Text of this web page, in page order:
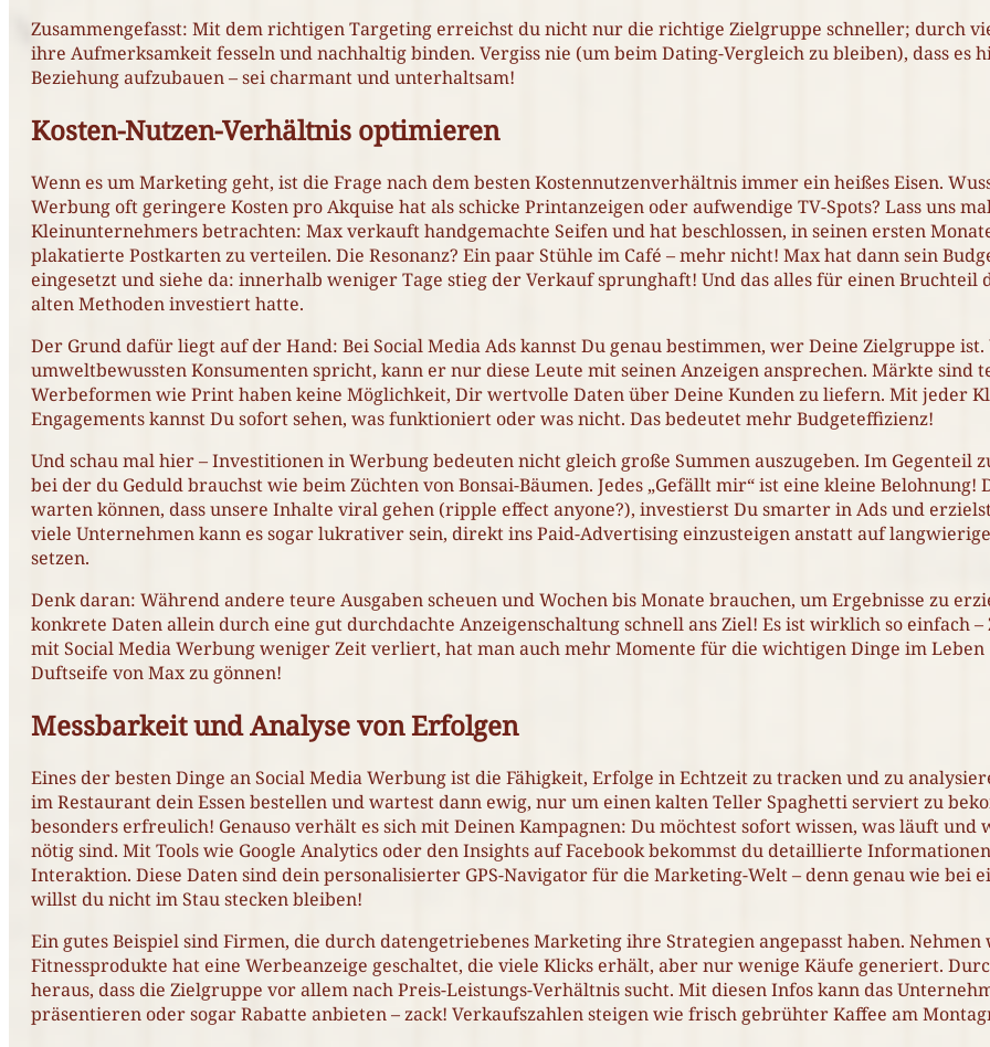
Zusammengefasst: Mit dem richtigen Targeting erreichst du nicht nur die richtige Zielgruppe schneller; durch
ihre Aufmerksamkeit fesseln und nachhaltig binden. Vergiss nie (um beim Dating-Vergleich zu bleiben), dass es
Beziehung aufzubauen – sei charmant und unterhaltsam!
Kosten-Nutzen-Verhältnis optimieren
Wenn es um Marketing geht, ist die Frage nach dem besten Kostennutzenverhältnis immer ein heißes Eisen.
Werbung oft geringere Kosten pro Akquise hat als schicke Printanzeigen oder aufwendige TV-Spots? Lass uns
Kleinunternehmers betrachten: Max verkauft handgemachte Seifen und hat beschlossen, in seinen ersten
plakatierte Postkarten zu verteilen. Die Resonanz? Ein paar Stühle im Café – mehr nicht! Max hat dann sein
eingesetzt und siehe da: innerhalb weniger Tage stieg der Verkauf sprunghaft! Und das alles für einen Bruchteil
alten Methoden investiert hatte.
Der Grund dafür liegt auf der Hand: Bei Social Media Ads kannst Du genau bestimmen, wer Deine Zielgruppe ist.
umweltbewussten Konsumenten spricht, kann er nur diese Leute mit seinen Anzeigen ansprechen. Märkte sind
Werbeformen wie Print haben keine Möglichkeit, Dir wertvolle Daten über Deine Kunden zu liefern. Mit jeder
Engagements kannst Du sofort sehen, was funktioniert oder was nicht. Das bedeutet mehr Budgeteffizienz!
Und schau mal hier – Investitionen in Werbung bedeuten nicht gleich große Summen auszugeben. Im Gegenteil
bei der du Geduld brauchst wie beim Züchten von Bonsai-Bäumen. Jedes „Gefällt mir“ ist eine kleine
warten können, dass unsere Inhalte viral gehen (ripple effect anyone?), investierst Du smarter in Ads und
viele Unternehmen kann es sogar lukrativer sein, direkt ins Paid-Advertising einzusteigen anstatt auf
setzen.
Denk daran: Während andere teure Ausgaben scheuen und Wochen bis Monate brauchen, um Ergebnisse zu
konkrete Daten allein durch eine gut durchdachte Anzeigenschaltung schnell ans Ziel! Es ist wirklich so einfach
mit Social Media Werbung weniger Zeit verliert, hat man auch mehr Momente für die wichtigen Dinge im Leben
Duftseife von Max zu gönnen!
Messbarkeit und Analyse von Erfolgen
Eines der besten Dinge an Social Media Werbung ist die Fähigkeit, Erfolge in Echtzeit zu tracken und zu
im Restaurant dein Essen bestellen und wartest dann ewig, nur um einen kalten Teller Spaghetti serviert zu
besonders erfreulich! Genauso verhält es sich mit Deinen Kampagnen: Du möchtest sofort wissen, was läuft und
nötig sind. Mit Tools wie Google Analytics oder den Insights auf Facebook bekommst du detaillierte
Interaktion. Diese Daten sind dein personalisierter GPS-Navigator für die Marketing-Welt – denn genau wie bei
willst du nicht im Stau stecken bleiben!
Ein gutes Beispiel sind Firmen, die durch datengetriebenes Marketing ihre Strategien angepasst haben.
Fitnessprodukte hat eine Werbeanzeige geschaltet, die viele Klicks erhält, aber nur wenige Käufe generiert.
heraus, dass die Zielgruppe vor allem nach Preis-Leistungs-Verhältnis sucht. Mit diesen Infos kann das
präsentieren oder sogar Rabatte anbieten – zack! Verkaufszahlen steigen wie frisch gebrühter Kaffee am